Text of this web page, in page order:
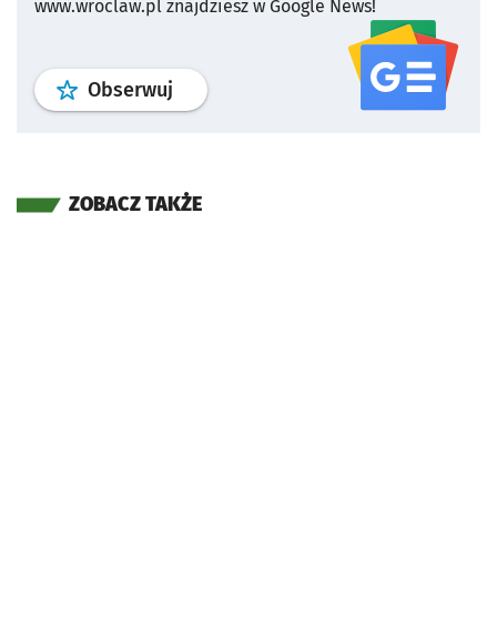
www.wroclaw.pl znajdziesz w Google News!
Obserwuj profil serwisu
ZOBACZ TAKŻE